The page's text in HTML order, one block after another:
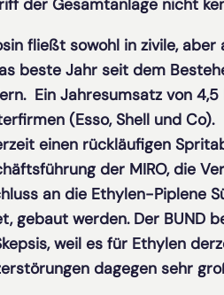
der Gesamtanlage nicht
fließt sowohl in zivile,
beste Jahr seit dem
Ein Jahresumsatz von
(Esso, Shell und Co).
einen rückläufigen
der MIRO, die
an die Ethylen-Piplene
gebaut werden. Der BUND
weil es für Ethylen
dagegen sehr